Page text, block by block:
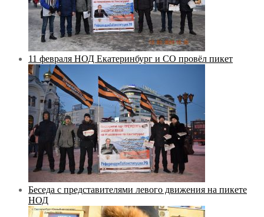
11 февраля НОД Екатеринбург и СО провёл пикет
Беседа с представителями левого движения на пикете
НОД